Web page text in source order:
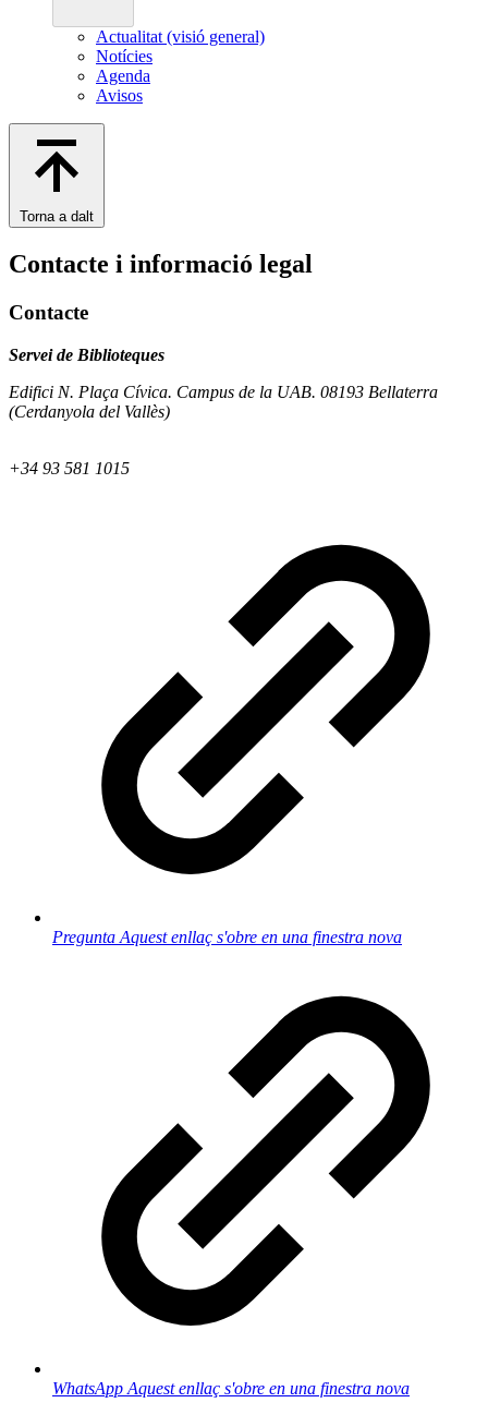
Actualitat (visió general)
Notícies
Agenda
Avisos
Torna a dalt
Contacte i informació legal
Contacte
Servei de Biblioteques
Edifici N. Plaça Cívica. Campus de la UAB. 08193 Bellaterra
(Cerdanyola del Vallès)
+34 93 581 1015
Pregunta Aquest enllaç s'obre en una finestra nova
WhatsApp Aquest enllaç s'obre en una finestra nova